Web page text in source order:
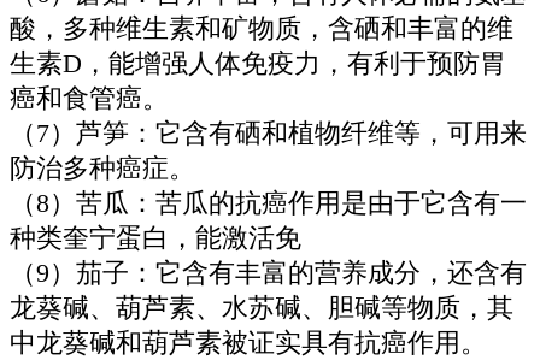
酸，多种维生素和矿物质，含硒和丰富的维
生素D，能增强人体免疫力，有利于预防胃
癌和食管癌。
（7）芦笋：它含有硒和植物纤维等，可用来
防治多种癌症。
（8）苦瓜：苦瓜的抗癌作用是由于它含有一
种类奎宁蛋白，能激活免
（9）茄子：它含有丰富的营养成分，还含有
龙葵碱、葫芦素、水苏碱、胆碱等物质，其
中龙葵碱和葫芦素被证实具有抗癌作用。